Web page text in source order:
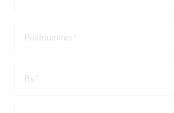
Postnummer
By